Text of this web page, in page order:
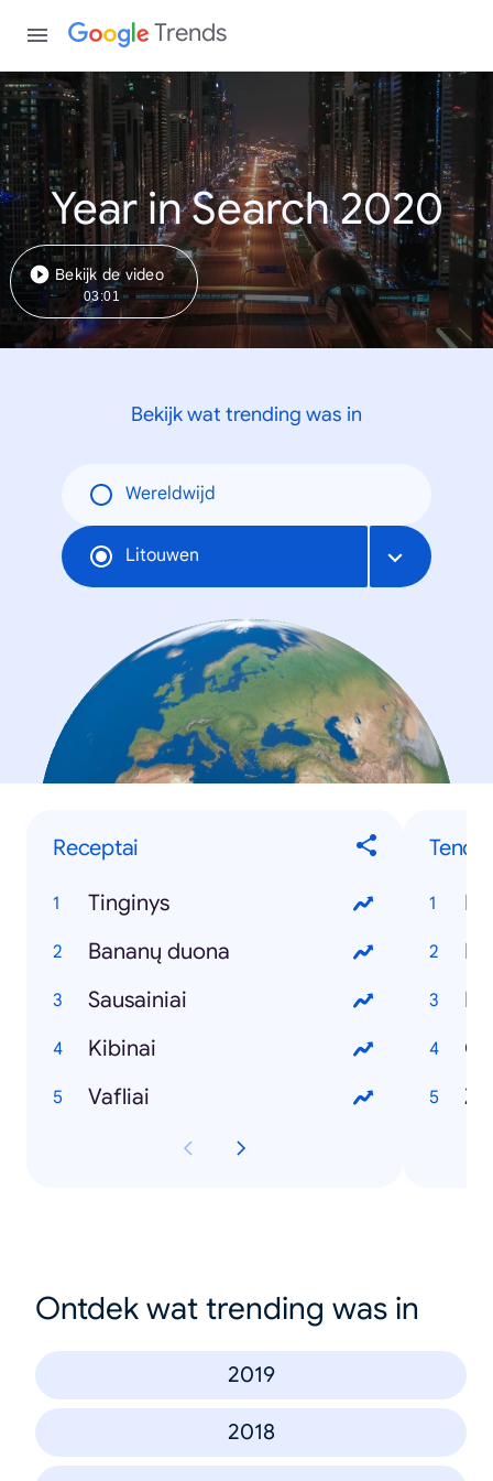
Trends
Year in Search 2020
Bekijk de video
03:01
Bekijk wat trending was in
Wereldwijd
Litouwen
Receptai
Tinginys
Bananų duona
Sausainiai
Kibinai
Vafliai
Ontdek wat trending was in
2019
2018